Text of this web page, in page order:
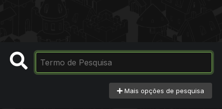
Mais opções de pesquisa